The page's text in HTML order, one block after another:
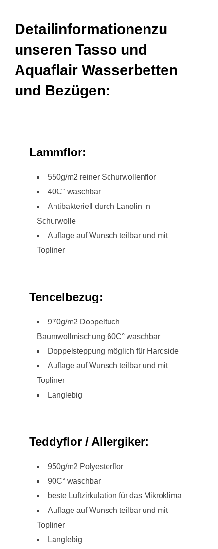
Detailinformationenzu
unseren Tasso und
Aquaflair Wasserbetten
und Bezügen:
Lammflor:
550g/m2 reiner Schurwollenflor
40C° waschbar
Antibakteriell durch Lanolin in
Schurwolle
Auflage auf Wunsch teilbar und mit
Topliner
Tencelbezug:
970g/m2 Doppeltuch
Baumwollmischung 60C° waschbar
Doppelsteppung möglich für Hardside
Auflage auf Wunsch teilbar und mit
Topliner
Langlebig
Teddyflor / Allergiker:
950g/m2 Polyesterflor
90C° waschbar
beste Luftzirkulation für das Mikroklima
Auflage auf Wunsch teilbar und mit
Topliner
Langlebig